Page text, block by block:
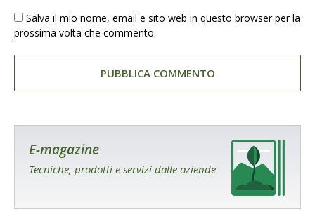
Salva il mio nome, email e sito web in questo browser per la
prossima volta che commento.
E-magazine
Tecniche, prodotti e servizi dalle aziende